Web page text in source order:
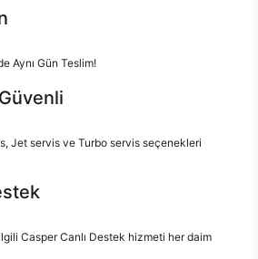
Aynı Gün Teslim!
Jet servis ve Turbo servis seçenekleri
Casper Canlı Destek hizmeti her daim